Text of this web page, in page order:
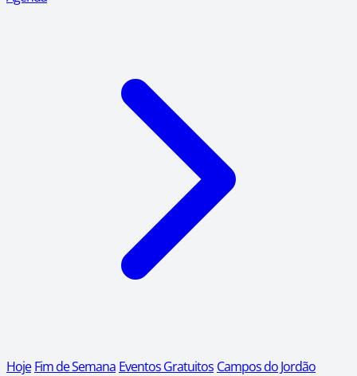
Hoje Fim de Semana Eventos Gratuitos Campos do Jordão